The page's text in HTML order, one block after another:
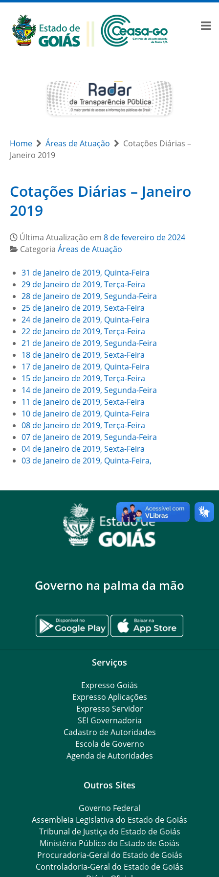
Home Áreas de Atuação
Cotações Diárias –
Janeiro 2019
Cotações Diárias – Janeiro
2019
Última Atualização em 8 de fevereiro de 2024
Categoria Áreas de Atuação
31 de Janeiro de 2019, Quinta-Feira
29 de Janeiro de 2019, Terça-Feira
28 de Janeiro de 2019, Segunda-Feira
25 de Janeiro de 2019, Sexta-Feira
24 de Janeiro de 2019, Quinta-Feira
22 de Janeiro de 2019, Terça-Feira
21 de Janeiro de 2019, Segunda-Feira
18 de Janeiro de 2019, Sexta-Feira
17 de Janeiro de 2019, Quinta-Feira
15 de Janeiro de 2019, Terça-Feira
14 de Janeiro de 2019, Segunda-Feira
11 de Janeiro de 2019, Sexta-Feira
10 de Janeiro de 2019, Quinta-Feira
08 de Janeiro de 2019, Terça-Feira
07 de Janeiro de 2019, Segunda-Feira
04 de Janeiro de 2019, Sexta-Feira
03 de Janeiro de 2019, Quinta-Feira,
Governo na palma da mão
Serviços
Expresso Goiás
Expresso Aplicações
Expresso Servidor
SEI Governadoria
Cadastro de Autoridades
Escola de Governo
Agenda de Autoridades
Outros Sites
Governo Federal
Assembleia Legislativa do Estado de Goiás
Tribunal de Justiça do Estado de Goiás
Ministério Público do Estado de Goiás
Procuradoria-Geral do Estado de Goiás
Controladoria-Geral do Estado de Goiás